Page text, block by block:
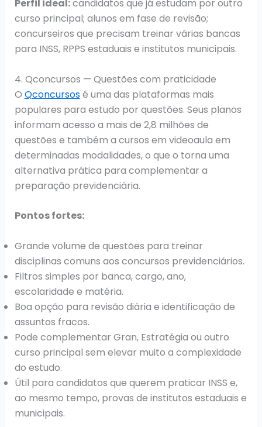
Perfil ideal:candidatos que já estudam por outro
curso principal; alunos em fase de revisão;
concurseiros que precisam treinar várias bancas
para INSS, RPPS estaduais e institutos municipais.
4. Qconcursos — Questões com praticidade
O Qconcursosé uma das plataformas mais
populares para estudo por questões. Seus planos
informam acesso a mais de 2,8 milhões de
questões e também a cursos em videoaula em
determinadas modalidades, o que o torna uma
alternativa prática para complementar a
preparação previdenciária.
Pontos fortes:
Grande volume de questões para treinar
disciplinas comuns aos concursos previdenciários.
Filtros simples por banca, cargo, ano,
escolaridade e matéria.
Boa opção para revisão diária e identificação de
assuntos fracos.
Pode complementar Gran, Estratégia ou outro
curso principal sem elevar muito a complexidade
do estudo.
Útil para candidatos que querem praticar INSS e,
ao mesmo tempo, provas de institutos estaduais e
municipais.